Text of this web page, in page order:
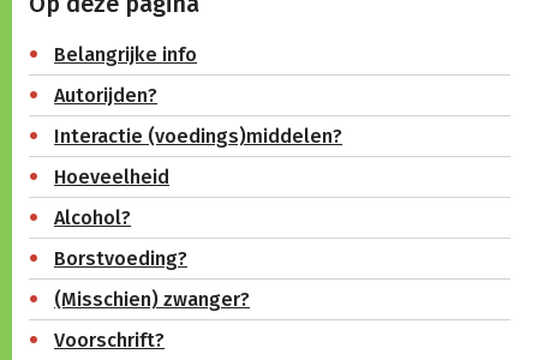
Belangrijke info
Autorijden?
Interactie (voedings)middelen?
Hoeveelheid
Alcohol?
Borstvoeding?
(Misschien) zwanger?
Voorschrift?